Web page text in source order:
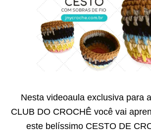
Nesta videoaula exclusiva para
CLUB DO CROCHÊ você vai
este belíssimo CESTO DE